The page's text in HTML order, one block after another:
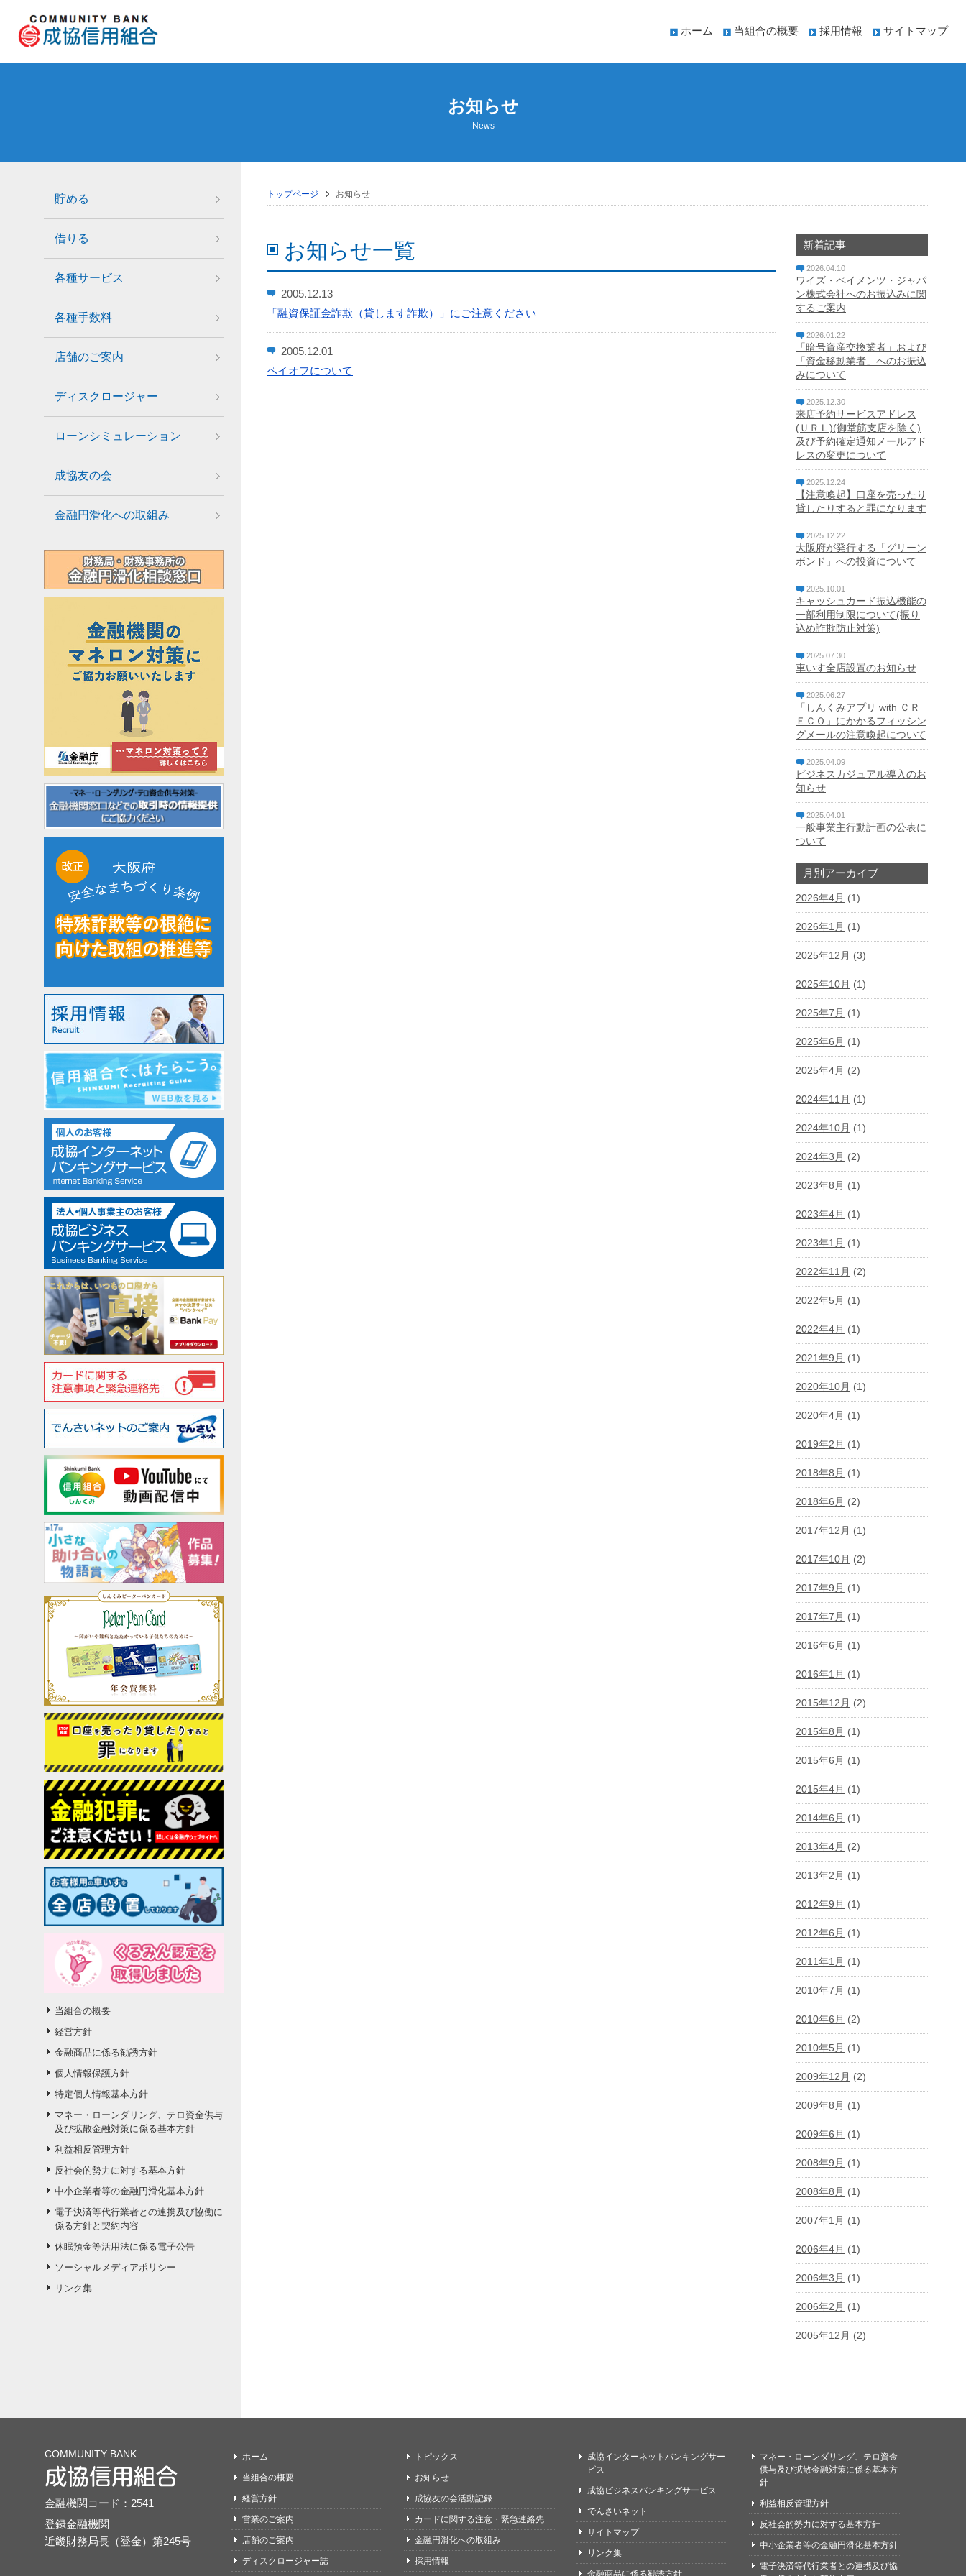
ホーム 当組合の概要 採用情報 サイトマップ
お知らせ
News
トップページ お知らせ
お知らせ一覧
2005.12.13
「融資保証金詐欺（貸します詐欺）」にご注意ください
2005.12.01
ペイオフについて
新着記事
2026.04.10
ワイズ・ペイメンツ・ジャパ
ン株式会社へのお振込みに関
するご案内
2026.01.22
「暗号資産交換業者」および
「資金移動業者」へのお振込
みについて
2025.12.30
来店予約サービスアドレス
(ＵＲＬ)(御堂筋支店を除く)
及び予約確定通知メールアド
レスの変更について
2025.12.24
【注意喚起】口座を売ったり
貸したりすると罪になります
2025.12.22
大阪府が発行する「グリーン
ボンド」への投資について
2025.10.01
キャッシュカード振込機能の
一部利用制限について(振り
込め詐欺防止対策)
2025.07.30
車いす全店設置のお知らせ
2025.06.27
「しんくみアプリ with ＣＲ
ＥＣＯ」にかかるフィッシン
グメールの注意喚起について
2025.04.09
ビジネスカジュアル導入のお
知らせ
2025.04.01
一般事業主行動計画の公表に
ついて
月別アーカイブ
2026年4月 (1)
2026年1月 (1)
2025年12月 (3)
2025年10月 (1)
2025年7月 (1)
2025年6月 (1)
2025年4月 (2)
2024年11月 (1)
2024年10月 (1)
2024年3月 (2)
2023年8月 (1)
2023年4月 (1)
2023年1月 (1)
2022年11月 (2)
2022年5月 (1)
2022年4月 (1)
2021年9月 (1)
2020年10月 (1)
2020年4月 (1)
2019年2月 (1)
2018年8月 (1)
2018年6月 (2)
2017年12月 (1)
2017年10月 (2)
2017年9月 (1)
2017年7月 (1)
2016年6月 (1)
2016年1月 (1)
2015年12月 (2)
2015年8月 (1)
2015年6月 (1)
2015年4月 (1)
2014年6月 (1)
2013年4月 (2)
2013年2月 (1)
2012年9月 (1)
2012年6月 (1)
2011年1月 (1)
2010年7月 (1)
2010年6月 (2)
2010年5月 (1)
2009年12月 (2)
2009年8月 (1)
2009年6月 (1)
2008年9月 (1)
2008年8月 (1)
2007年1月 (1)
2006年4月 (1)
2006年3月 (1)
2006年2月 (1)
2005年12月 (2)
貯める
借りる
各種サービス
各種手数料
店舗のご案内
ディスクロージャー
ローンシミュレーション
成協友の会
金融円滑化への取組み
当組合の概要
経営方針
金融商品に係る勧誘方針
個人情報保護方針
特定個人情報基本方針
マネー・ローンダリング、テロ資金供与
及び拡散金融対策に係る基本方針
利益相反管理方針
反社会的勢力に対する基本方針
中小企業者等の金融円滑化基本方針
電子決済等代行業者との連携及び協働に
係る方針と契約内容
休眠預金等活用法に係る電子公告
ソーシャルメディアポリシー
リンク集
COMMUNITY BANK
金融機関コード：2541
登録金融機関
近畿財務局長（登金）第245号
ホーム
当組合の概要
経営方針
営業のご案内
店舗のご案内
ディスクロージャー誌
トピックス
お知らせ
成協友の会活動記録
カードに関する注意・緊急連絡先
金融円滑化への取組み
採用情報
成協インターネットバンキングサー
ビス
成協ビジネスバンキングサービス
でんさいネット
サイトマップ
リンク集
マネー・ローンダリング、テロ資金
供与及び拡散金融対策に係る基本方
針
利益相反管理方針
反社会的勢力に対する基本方針
中小企業者等の金融円滑化基本方針
電子決済等代行業者との連携及び協